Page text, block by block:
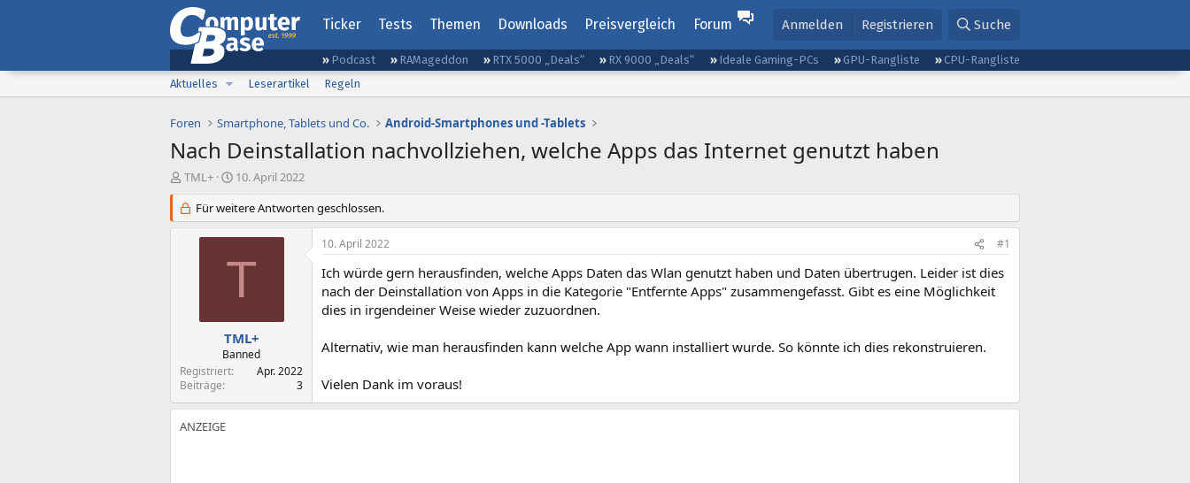
Ticker Tests Themen Downloads Preisvergleich Forum Anmelden Registrieren Suche
Podcast RAMageddon RTX 5000 „Deals“ RX 9000 „Deals“ Ideale Gaming-PCs GPU-Rangliste
CPU-Rangliste
Aktuelles
Leserartikel Regeln
Foren Smartphone, Tablets und Co. Android-Smartphones und -Tablets
Nach Deinstallation nachvollziehen, welche Apps das Internet genutzt haben
E
s
t
TML+
E
s
t
e
l
m
10. April 2022
Für weitere Antworten geschlossen.
T
TML+
Banned
Registriert
Apr. 2022
Beiträge
3
10. April 2022 #1
Ich würde gern herausfinden, welche Apps Daten das Wlan genutzt haben und Daten übertrugen. Leider ist dies
nach der Deinstallation von Apps in die Kategorie "Entfernte Apps" zusammengefasst. Gibt es eine Möglichkeit
dies in irgendeiner Weise wieder zuzuordnen.
Alternativ, wie man herausfinden kann welche App wann installiert wurde. So könnte ich dies rekonstruieren.
Vielen Dank im voraus!